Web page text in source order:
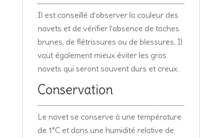
Il est conseillé d’observer la couleur des
navets et de vérifier l’absence de taches
brunes, de flétrissures ou de blessures. Il
vaut également mieux éviter les gros
navets qui seront souvent durs et creux.
Conservation
Le navet se conserve à une température
de 1°C et dans une humidité relative de